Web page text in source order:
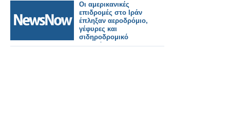
Οι αμερικανικές
επιδρομές στο Ιράν
έπληξαν αεροδρόμιο,
γέφυρες και
σιδηροδρομικό
σταθμό.